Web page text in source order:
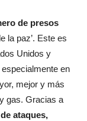
de presos
la paz’. Este es
Unidos y
en
mejor y más
gas. Gracias a
ataques,